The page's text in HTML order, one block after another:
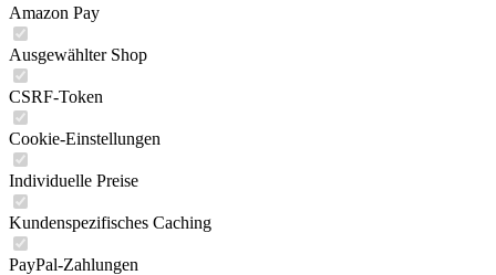
Amazon Pay
Ausgewählter Shop
CSRF-Token
Cookie-Einstellungen
Individuelle Preise
Kundenspezifisches Caching
PayPal-Zahlungen